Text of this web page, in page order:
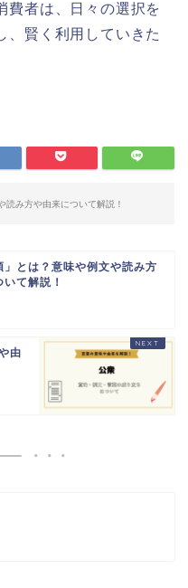
費者は、日々の選択を
、賢く利用していきた
読み方や由来について解説！
」とは？意味や例文や読み方
て解説！
由